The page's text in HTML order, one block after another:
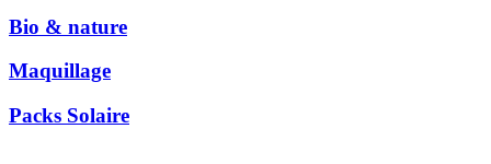
Bio & nature
Maquillage
Packs Solaire